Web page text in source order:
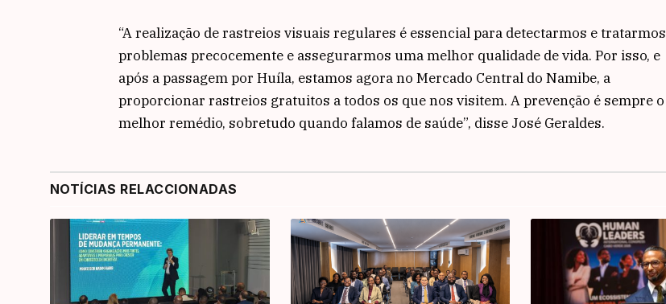
“A realização de rastreios visuais regulares é essencial para detectarmos e tratarmos
problemas precocemente e assegurarmos uma melhor qualidade de vida. Por isso, e
após a passagem por Huíla, estamos agora no Mercado Central do Namibe, a
proporcionar rastreios gratuitos a todos os que nos visitem. A prevenção é sempre o
melhor remédio, sobretudo quando falamos de saúde”, disse José Geraldes.
NOTÍCIAS RELACCIONADAS